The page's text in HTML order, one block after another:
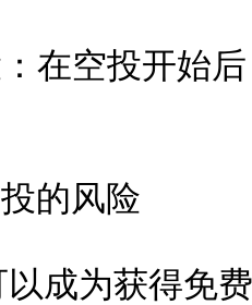
：在空投开始
的风险
以成为获得免